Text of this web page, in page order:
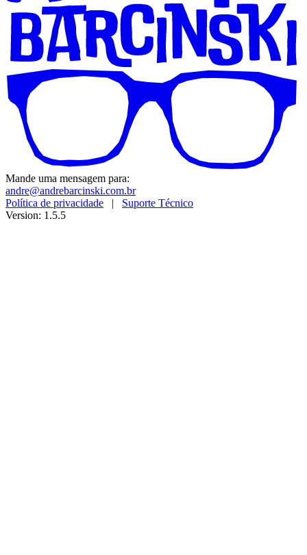
Mande uma mensagem para:
andre@andrebarcinski.com.br
Política de privacidade | Suporte Técnico
Version: 1.5.5